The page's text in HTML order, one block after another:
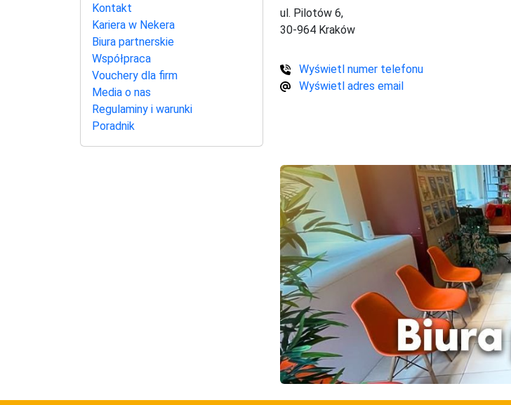
Kontakt
Kariera w Nekera
Biura partnerskie
Współpraca
Vouchery dla firm
Media o nas
Regulaminy i warunki
Poradnik
ul. Pilotów 6,
30-964 Kraków
Wyświetl numer telefonu
Wyświetl adres email